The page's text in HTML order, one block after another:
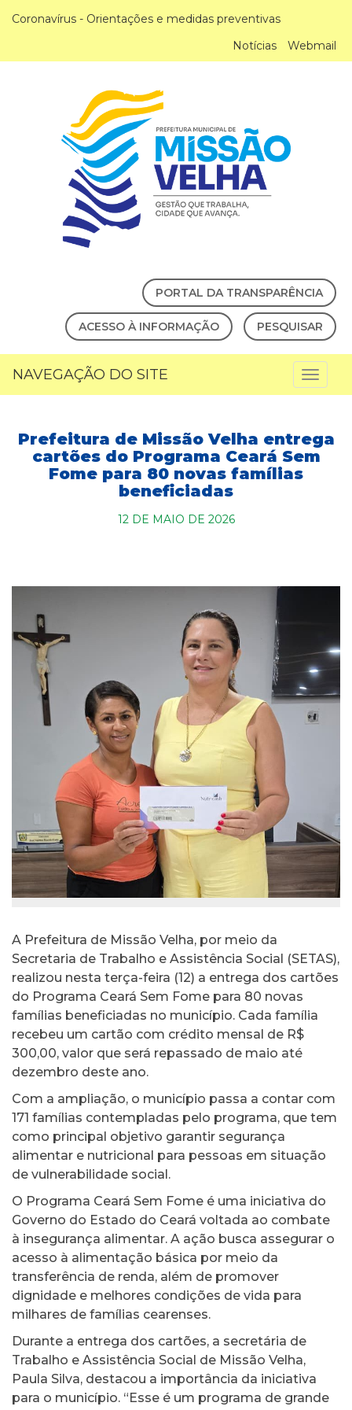
Coronavírus - Orientações e medidas preventivas
Notícias
Webmail
PORTAL DA TRANSPARÊNCIA
ACESSO À INFORMAÇÃO PESQUISAR
NAVEGAÇÃO DO SITE
Prefeitura de Missão Velha entrega
cartões do Programa Ceará Sem
Fome para 80 novas famílias
beneficiadas
12 DE MAIO DE 2026
A Prefeitura de Missão Velha, por meio da
Secretaria de Trabalho e Assistência Social (SETAS),
realizou nesta terça-feira (12) a entrega dos cartões
do Programa Ceará Sem Fome para 80 novas
famílias beneficiadas no município. Cada família
recebeu um cartão com crédito mensal de R$
300,00, valor que será repassado de maio até
dezembro deste ano.
Com a ampliação, o município passa a contar com
171 famílias contempladas pelo programa, que tem
como principal objetivo garantir segurança
alimentar e nutricional para pessoas em situação
de vulnerabilidade social.
O Programa Ceará Sem Fome é uma iniciativa do
Governo do Estado do Ceará voltada ao combate
à insegurança alimentar. A ação busca assegurar o
acesso à alimentação básica por meio da
transferência de renda, além de promover
dignidade e melhores condições de vida para
milhares de famílias cearenses.
Durante a entrega dos cartões, a secretária de
Trabalho e Assistência Social de Missão Velha,
Paula Silva, destacou a importância da iniciativa
para o município. “Esse é um programa de grande